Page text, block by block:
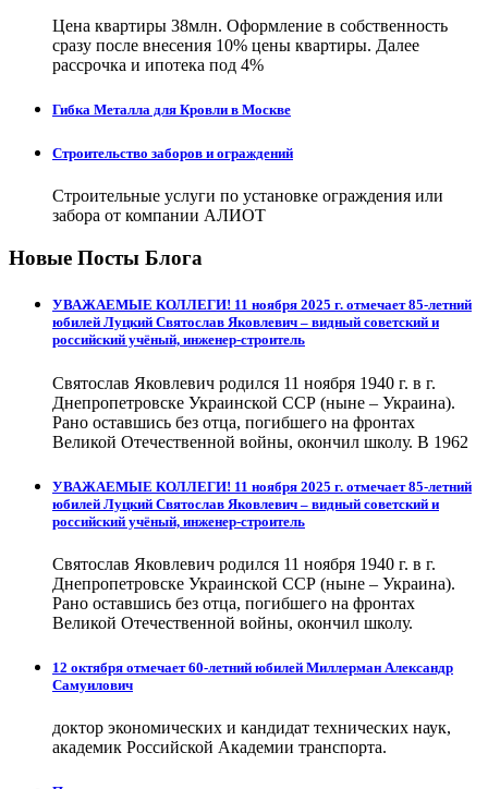
Цена квартиры 38млн. Оформление в собственность
сразу после внесения 10% цены квартиры. Далее
рассрочка и ипотека под 4%
Гибка Металла для Кровли в Москве
Строительство заборов и ограждений
Строительные услуги по установке ограждения или
забора от компании АЛИОТ
Новые Посты Блога
УВАЖАЕМЫЕ КОЛЛЕГИ! 11 ноября 2025 г. отмечает 85-летний
юбилей Луцкий Святослав Яковлевич – видный советский и
российский учёный, инженер-строитель
Святослав Яковлевич родился 11 ноября 1940 г. в г.
Днепропетровске Украинской ССР (ныне – Украина).
Рано оставшись без отца, погибшего на фронтах
Великой Отечественной войны, окончил школу. В 1962
УВАЖАЕМЫЕ КОЛЛЕГИ! 11 ноября 2025 г. отмечает 85-летний
юбилей Луцкий Святослав Яковлевич – видный советский и
российский учёный, инженер-строитель
Святослав Яковлевич родился 11 ноября 1940 г. в г.
Днепропетровске Украинской ССР (ныне – Украина).
Рано оставшись без отца, погибшего на фронтах
Великой Отечественной войны, окончил школу.
12 октября отмечает 60-летний юбилей Миллерман Александр
Самуилович
доктор экономических и кандидат технических наук,
академик Российской Академии транспорта.